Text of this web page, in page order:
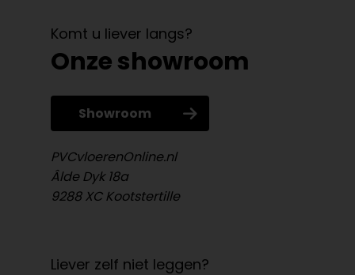
Komt u liever langs?
Onze showroom
Showroom
PVCvloerenOnline.nl
Âlde Dyk 18a
9288 XC Kootstertille
Liever zelf niet leggen?